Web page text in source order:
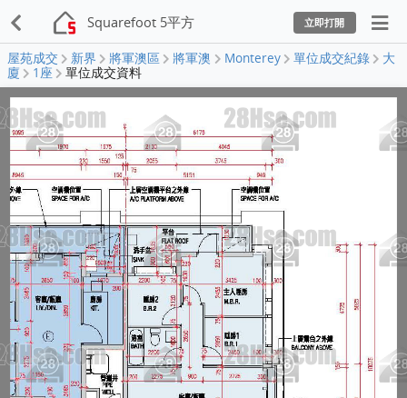
Squarefoot 5平方 立即打開
屋苑成交 新界 將軍澳區 將軍澳 Monterey 單位成交紀錄
大
廈
1座 單位成交資料